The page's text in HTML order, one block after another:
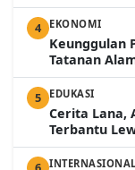
4 EKONOMI
Keunggulan
Tatanan
5 EDUKASI
Cerita Lana,
Terbantu
INTERNASIONAL